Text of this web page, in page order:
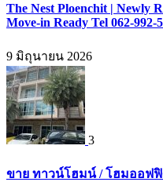
The Nest Ploenchit | Newly
Move-in Ready Tel 062-992-
9 มิถุนายน 2026
3
ขาย ทาวน์โฮมน์ / โฮมออฟฟิ